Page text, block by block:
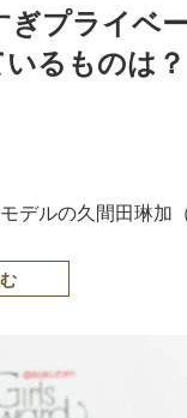
ぎプライベ
るものは
デルの久間田琳加